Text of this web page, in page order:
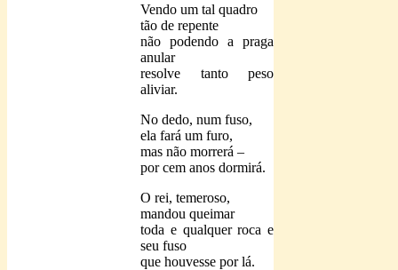
Vendo um tal quadro
tão de repente
não podendo a praga
anular
resolve tanto peso
aliviar.
No dedo, num fuso,
ela fará um furo,
mas não morrerá –
por cem anos dormirá.
O rei, temeroso,
mandou queimar
toda e qualquer roca e
seu fuso
que houvesse por lá.